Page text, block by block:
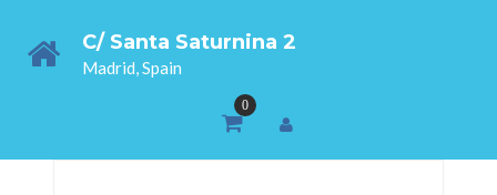
C/ Santa Saturnina 2
Madrid, Spain